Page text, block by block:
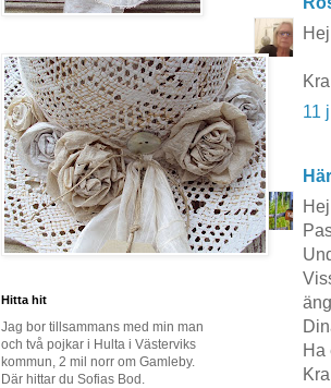
11
Ha
Hitta hit
Jag bor tillsammans med min man
och två pojkar i Hulta i Västerviks
kommun, 2 mil norr om Gamleby.
Där hittar du Sofias Bod.